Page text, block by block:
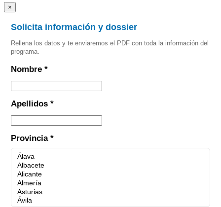
×
Solicita información y dossier
Rellena los datos y te enviaremos el PDF con toda la información del
programa.
Nombre *
Apellidos *
Provincia *